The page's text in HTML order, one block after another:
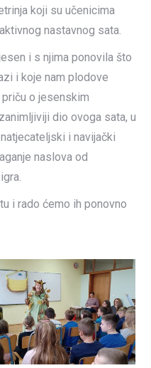
koji su učenicima
nastavnog sata.
i s njima ponovila što
i koje nam plodove
o jesenskim
dio ovoga sata, u
i navijački
naslova od
i rado ćemo ih ponovno